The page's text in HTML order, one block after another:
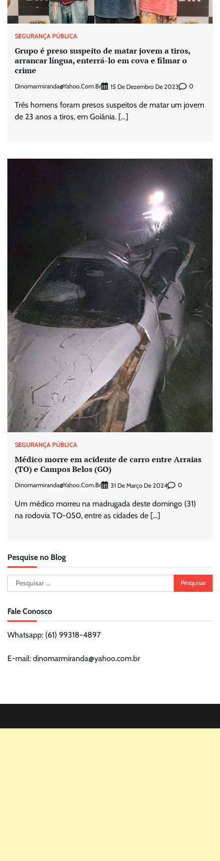
SEGURANÇA PÚBLICA
Grupo é preso suspeito de matar jovem a tiros,
arrancar língua, enterrá-lo em cova e filmar o
crime
Dinomarmiranda@yahoo.com.br 15 De Dezembro De 2023 0
Três homens foram presos suspeitos de matar um jovem
de 23 anos a tiros, em Goiânia. […]
SEGURANÇA PÚBLICA
Médico morre em acidente de carro entre Arraias
(TO) e Campos Belos (GO)
Dinomarmiranda@yahoo.com.br 31 De Março De 2024 0
Um médico morreu na madrugada deste domingo (31)
na rodovia TO-050, entre as cidades de […]
Pesquise no Blog
Pesquisar
por:
Fale Conosco
Whatsapp: (61) 99318-4897
E-mail: dinomarmiranda@yahoo.com.br